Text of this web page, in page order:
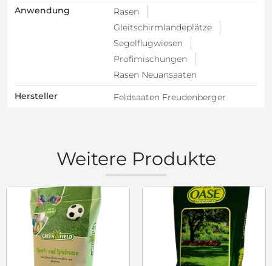
Anwendung
Rasen
Gleitschirmlandeplätze
Segelflugwiesen
Profimischungen
Rasen Neuansaaten
Hersteller
Feldsaaten Freudenberger
Weitere Produkte